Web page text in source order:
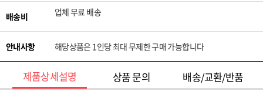
배송비 업체 무료 배송
안내사항 해당상품은 1인당 최대 무제한 구매 가능합니다
제품상세설명 상품 문의 배송/교환/반품